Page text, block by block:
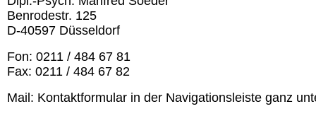
Benrodestr. 125
D-40597 Düsseldorf
Fon: 0211 / 484 67 81
Fax: 0211 / 484 67 82
Mail: Kontaktformular in der Navigationsleiste ganz